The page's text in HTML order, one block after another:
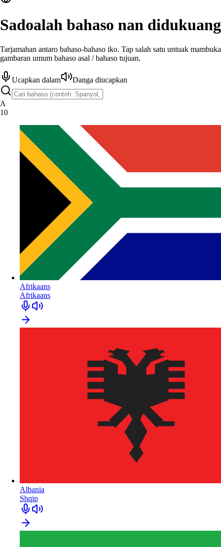
Sadoalah bahaso nan didukuang
Tarjamahan antaro bahaso-bahaso iko. Tap salah satu untuak
gambaran umum bahaso asal / bahaso tujuan.
Ucapkan dalam Danga diucapkan
A
10
Afrikaans
Afrikaans
Albania
Shqip